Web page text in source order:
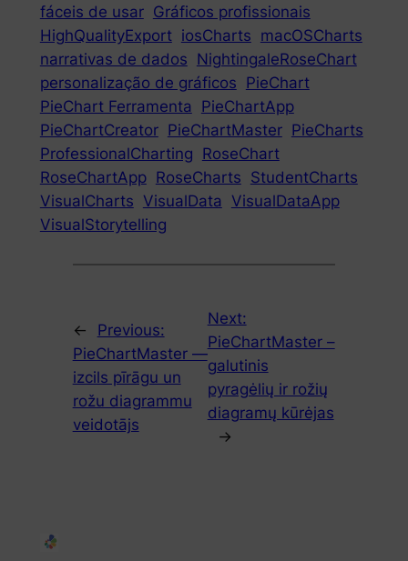
fáceis de usar Gráficos profissionais
HighQualityExport iosCharts macOSCharts
narrativas de dados NightingaleRoseChart
personalização de gráficos PieChart
PieChart Ferramenta
PieChartApp
PieChartCreator PieChartMaster PieCharts
ProfessionalCharting RoseChart
RoseChartApp RoseCharts StudentCharts
VisualCharts VisualData
VisualDataApp
VisualStorytelling
←
Previous:
PieChartMaster —
izcils pīrāgu un
rožu diagrammu
veidotājs
Next:
PieChartMaster –
galutinis
pyragėlių ir rožių
diagramų kūrėjas
→